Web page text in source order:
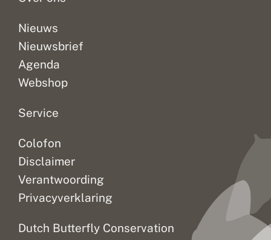
Nieuws
Nieuwsbrief
Agenda
Webshop
Service
Colofon
Disclaimer
Verantwoording
Privacyverklaring
Dutch Butterfly Conservation